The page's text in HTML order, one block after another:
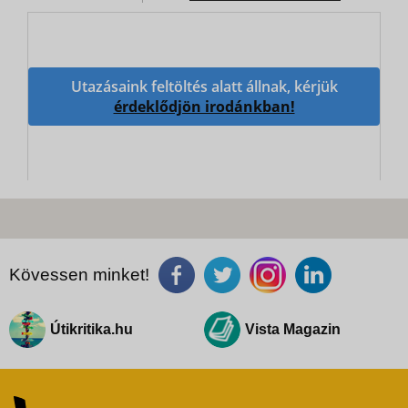
Utazásaink feltöltés alatt állnak, kérjük
érdeklődjön irodánkban!
Kövessen minket!
Útikritika.hu Vista Magazin